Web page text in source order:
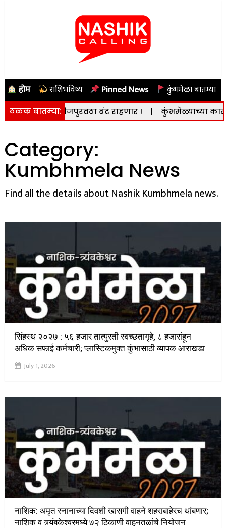
होम राशिभविष्य Pinned News कुंभमेळा बातम्या
ठळक बातम्या:
वीजपुरवठा बंद राहणार ! | कुंभमेळ्याच्या कामात दिरंगाई
Category:
Kumbhmela News
Find all the details about Nashik Kumbhmela news.
सिंहस्थ २०२७ : ५६ हजार तात्पुरती स्वच्छतागृहे, ८ हजारांहून
अधिक सफाई कर्मचारी; प्लास्टिकमुक्त कुंभासाठी व्यापक आराखडा
July 1, 2026
नाशिक: अमृत स्नानाच्या दिवशी खासगी वाहने शहराबाहेरच थांबणार;
नाशिक व त्र्यंबकेश्वरमध्ये ७२ ठिकाणी वाहनतळांचे नियोजन